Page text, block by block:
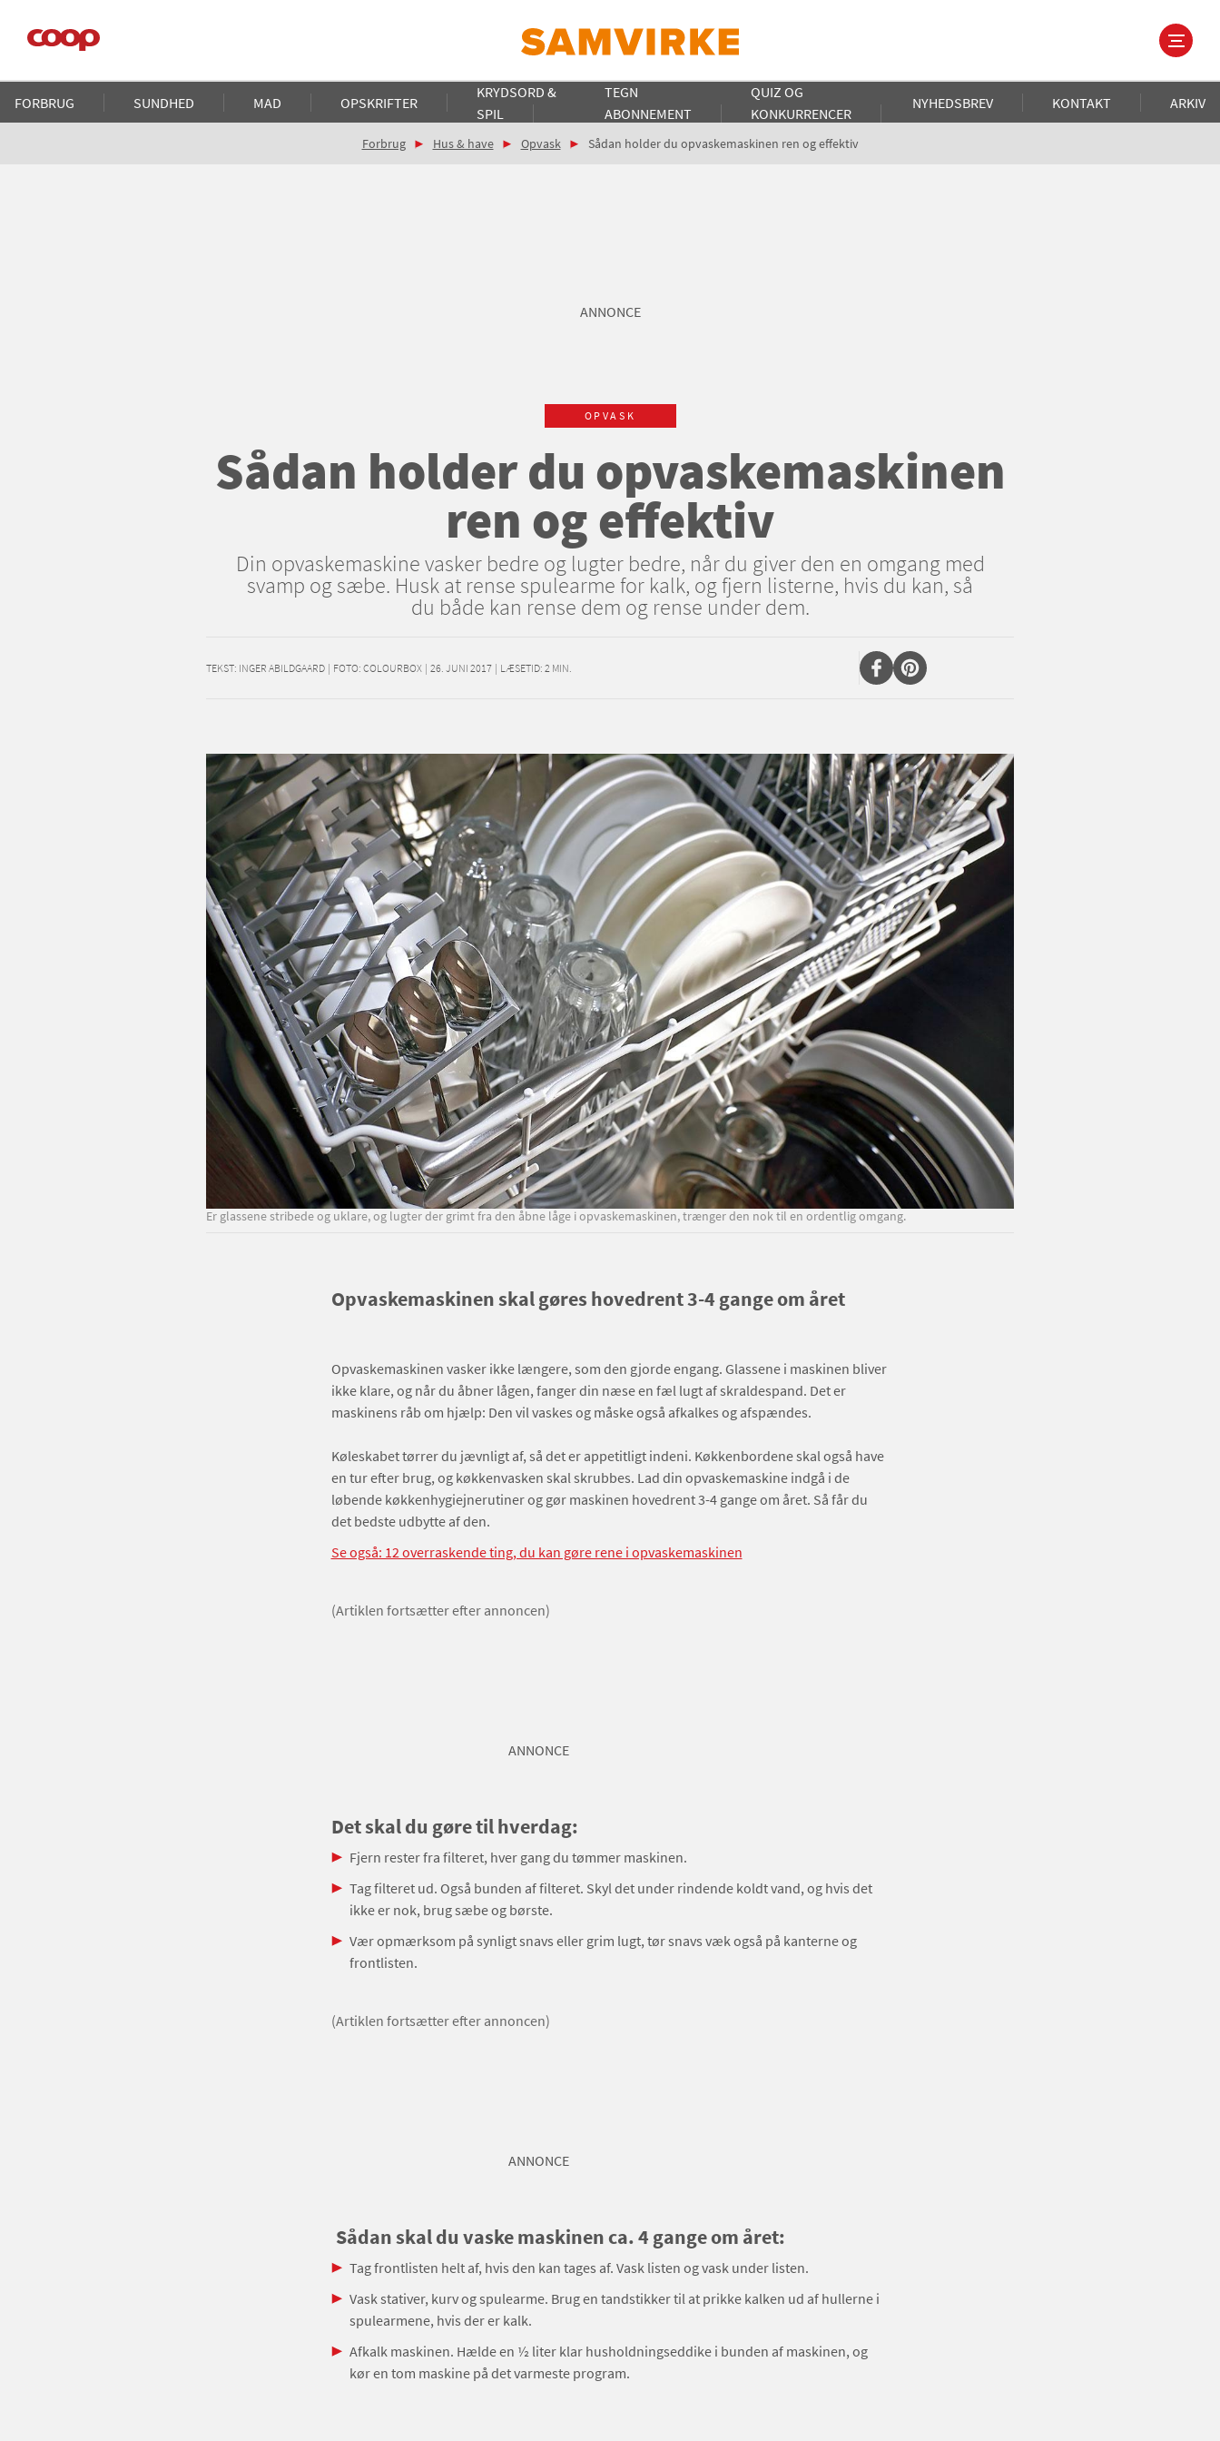
hovedindhold
Main
navigation
FORBRUG SUNDHED MAD OPSKRIFTER
KRYDSORD &
SPIL
TEGN
ABONNEMENT
QUIZ OG
KONKURRENCER
NYHEDSBREV KONTAKT ARKIV
Brødkrumme
Forbrug Hus & have Opvask Sådan holder du opvaskemaskinen ren og effektiv
ANNONCE
OPVASK
Sådan holder du opvaskemaskinen
ren og effektiv
Din opvaskemaskine vasker bedre og lugter bedre, når du giver den en omgang med
svamp og sæbe. Husk at rense spulearme for kalk, og fjern listerne, hvis du kan, så
du både kan rense dem og rense under dem.
TEKST: INGER ABILDGAARD | FOTO: COLOURBOX | 26. JUNI 2017 | LÆSETID: 2 MIN.
Er glassene stribede og uklare, og lugter der grimt fra den åbne låge i opvaskemaskinen, trænger den nok til en ordentlig omgang.
Opvaskemaskinen skal gøres hovedrent 3-4 gange om året
Opvaskemaskinen vasker ikke længere, som den gjorde engang. Glassene i maskinen bliver
ikke klare, og når du åbner lågen, fanger din næse en fæl lugt af skraldespand. Det er
maskinens råb om hjælp: Den vil vaskes og måske også afkalkes og afspændes.
Køleskabet tørrer du jævnligt af, så det er appetitligt indeni. Køkkenbordene skal også have
en tur efter brug, og køkkenvasken skal skrubbes. Lad din opvaskemaskine indgå i de
løbende køkkenhygiejnerutiner og gør maskinen hovedrent 3-4 gange om året. Så får du
det bedste udbytte af den.
Se også: 12 overraskende ting, du kan gøre rene i opvaskemaskinen
(Artiklen fortsætter efter annoncen)
ANNONCE
Det skal du gøre til hverdag:
Fjern rester fra filteret, hver gang du tømmer maskinen.
Tag filteret ud. Også bunden af filteret. Skyl det under rindende koldt vand, og hvis det
ikke er nok, brug sæbe og børste.
Vær opmærksom på synligt snavs eller grim lugt, tør snavs væk også på kanterne og
frontlisten.
(Artiklen fortsætter efter annoncen)
ANNONCE
Sådan skal du vaske maskinen ca. 4 gange om året:
Tag frontlisten helt af, hvis den kan tages af. Vask listen og vask under listen.
Vask stativer, kurv og spulearme. Brug en tandstikker til at prikke kalken ud af hullerne i
spulearmene, hvis der er kalk.
Afkalk maskinen. Hælde en ½ liter klar husholdningseddike i bunden af maskinen, og
kør en tom maskine på det varmeste program.